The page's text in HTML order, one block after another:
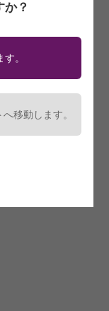
か？
。
移動します。